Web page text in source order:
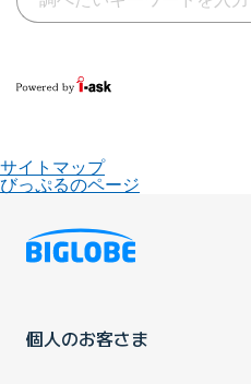
サイトマップ
びっぷるのページ
個人のお客さま